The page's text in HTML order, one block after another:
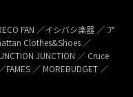
FAN ／イシバシ楽器 ／ ア
Clothes&Shoes ／
JUNCTION ／ Cruce
FAMES ／ MOREBUDGET ／